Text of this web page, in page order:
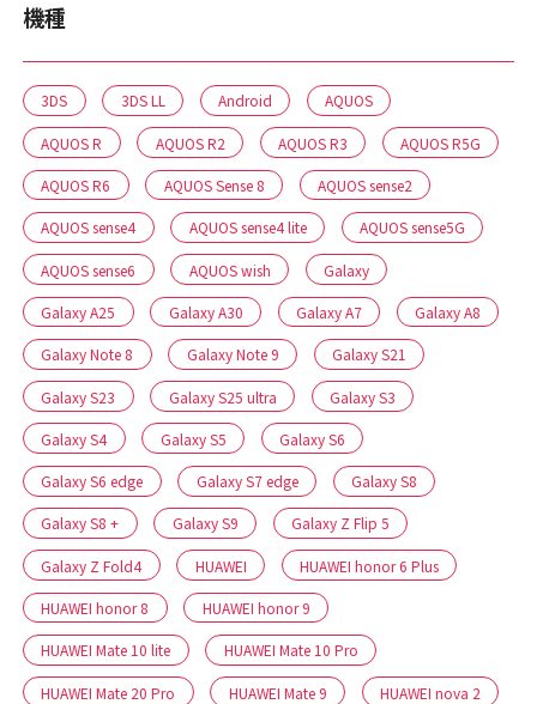
機種
3DS 3DS LL Android AQUOS
AQUOS R AQUOS R2 AQUOS R3 AQUOS R5G
AQUOS R6 AQUOS Sense 8 AQUOS sense2
AQUOS sense4 AQUOS sense4 lite AQUOS sense5G
AQUOS sense6 AQUOS wish Galaxy
Galaxy A25 Galaxy A30 Galaxy A7 Galaxy A8
Galaxy Note 8 Galaxy Note 9 Galaxy S21
Galaxy S23 Galaxy S25 ultra Galaxy S3
Galaxy S4 Galaxy S5 Galaxy S6
Galaxy S6 edge Galaxy S7 edge Galaxy S8
Galaxy S8 + Galaxy S9 Galaxy Z Flip 5
Galaxy Z Fold4 HUAWEI HUAWEI honor 6 Plus
HUAWEI honor 8 HUAWEI honor 9
HUAWEI Mate 10 lite HUAWEI Mate 10 Pro
HUAWEI Mate 20 Pro HUAWEI Mate 9 HUAWEI nova 2